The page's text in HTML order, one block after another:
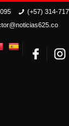
(+57) 314-